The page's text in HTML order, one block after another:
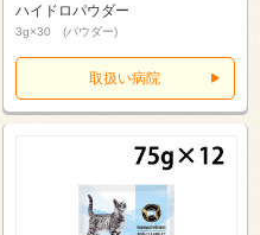
ハイドロパウダー
3g×30 (パウダー)
取扱い病院